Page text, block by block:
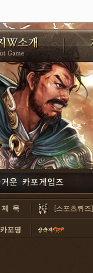
제 목 [스포츠퀴
카포명